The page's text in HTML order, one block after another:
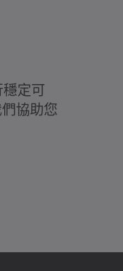
定可
協助您